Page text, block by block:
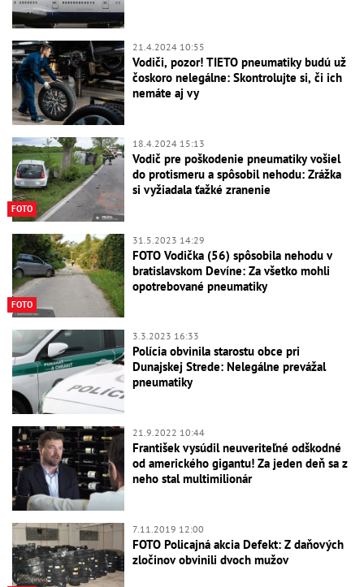
21.4.2024 10:55
Vodiči, pozor! TIETO pneumatiky budú už
čoskoro nelegálne: Skontrolujte si, či ich
nemáte aj vy
FOTO
18.4.2024 15:13
Vodič pre poškodenie pneumatiky vošiel
do protismeru a spôsobil nehodu: Zrážka
si vyžiadala ťažké zranenie
FOTO
31.5.2023 14:29
FOTO Vodička (56) spôsobila nehodu v
bratislavskom Devíne: Za všetko mohli
opotrebované pneumatiky
3.3.2023 16:33
Polícia obvinila starostu obce pri
Dunajskej Strede: Nelegálne prevážal
pneumatiky
21.9.2022 10:44
František vysúdil neuveriteľné odškodné
od amerického gigantu! Za jeden deň sa z
neho stal multimilionár
7.11.2019 12:00
FOTO Policajná akcia Defekt: Z daňových
zločinov obvinili dvoch mužov